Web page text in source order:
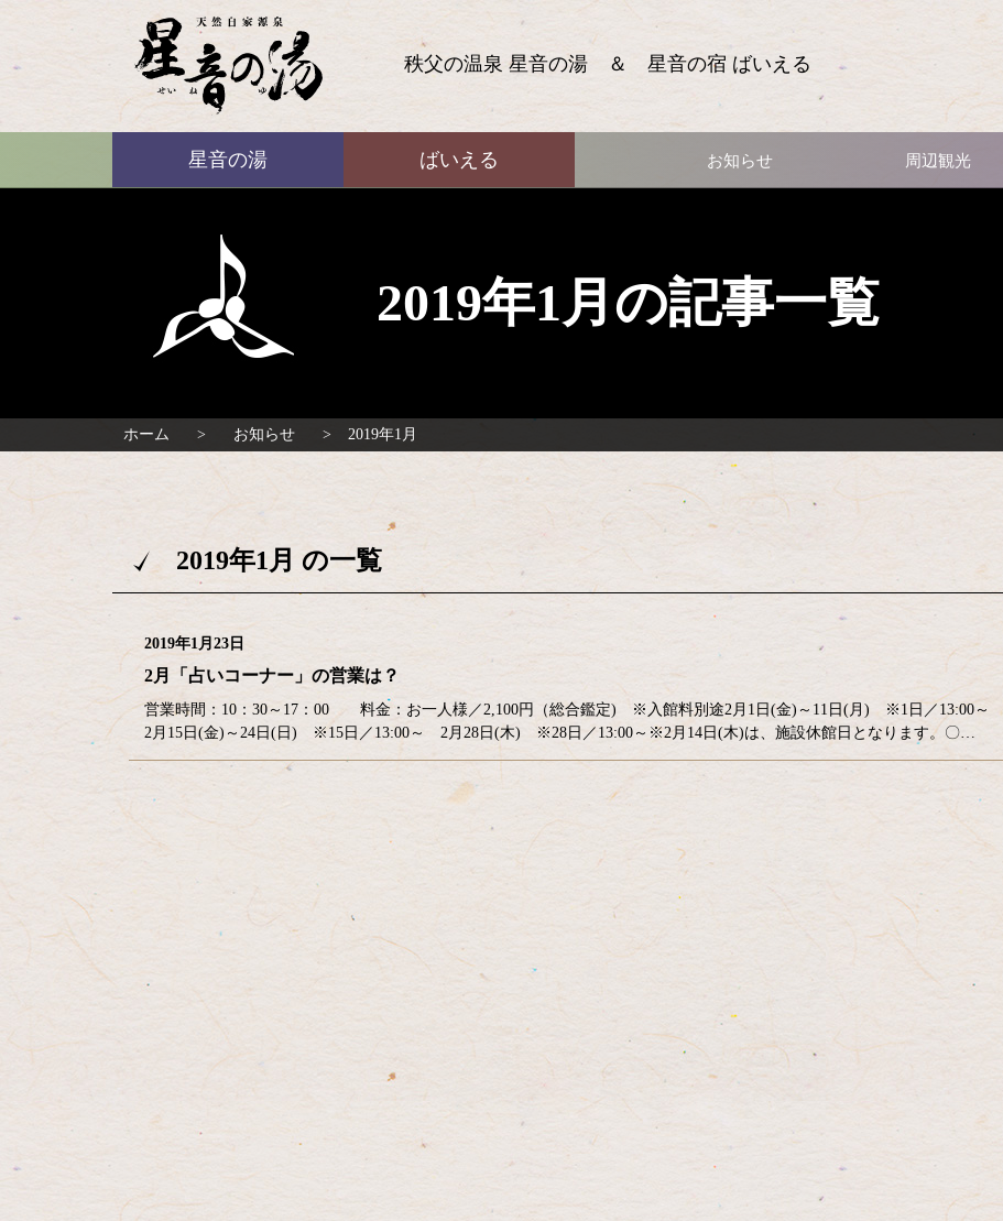
ばいえる
秩父の温泉 星音の湯 ＆ 星音の宿 ばいえる
星音の湯 ばいえる お知らせ 周辺観光
2019年1月の記事一覧
ホーム お知らせ 2019年1月
2019年1月 の一覧
2019年1月23日
2月「占いコーナー」の営業は？
営業時間：10：30～17：00 料金：お一人様／2,100円（総合鑑定) ※入館料別途2月1日(金)～11日(月) ※1日／13:00～
2月15日(金)～24日(日) ※15日／13:00～ 2月28日(木) ※28日／13:00～※2月14日(木)は、施設休館日となります。〇…
コ
ツ
ペ
先